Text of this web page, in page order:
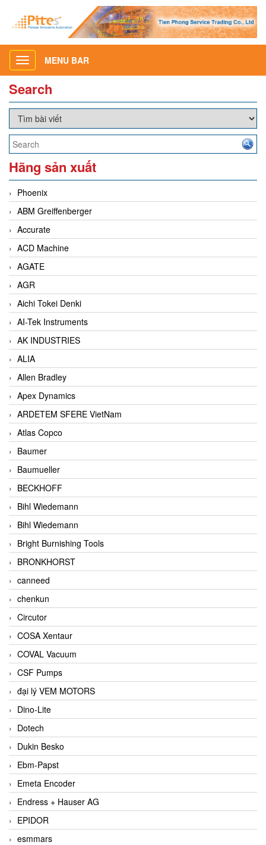
Toggle
navigation
MENU BAR
Search
Hãng sản xuất
Phoenix
ABM Greiffenberger
Accurate
ACD Machine
AGATE
AGR
Aichi Tokei Denki
AI-Tek Instruments
AK INDUSTRIES
ALIA
Allen Bradley
Apex Dynamics
ARDETEM SFERE VietNam
Atlas Copco
Baumer
Baumueller
BECKHOFF
Bihl Wiedemann
Bihl Wiedemann
Bright Burnishing Tools
BRONKHORST
canneed
chenkun
Circutor
COSA Xentaur
COVAL Vacuum
CSF Pumps
đại lý VEM MOTORS
Dino-Lite
Dotech
Dukin Besko
Ebm-Papst
Emeta Encoder
Endress + Hauser AG
EPIDOR
esmmars